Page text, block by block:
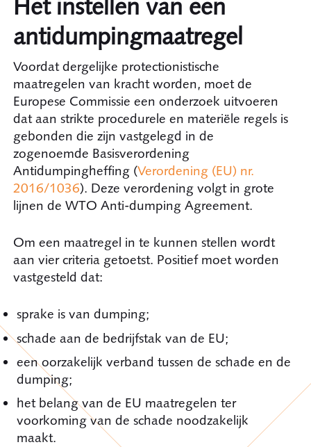
Het instellen van een
antidumpingmaatregel
Voordat dergelijke protectionistische
maatregelen van kracht worden, moet de
Europese Commissie een onderzoek uitvoeren
dat aan strikte procedurele en materiële regels is
gebonden die zijn vastgelegd in de
zogenoemde Basisverordening
Antidumpingheffing (Verordening (EU) nr.
2016/1036). Deze verordening volgt in grote
lijnen de WTO Anti-dumping Agreement.
Om een maatregel in te kunnen stellen wordt
aan vier criteria getoetst. Positief moet worden
vastgesteld dat:
sprake is van dumping;
schade aan de bedrijfstak van de EU;
een oorzakelijk verband tussen de schade en de
dumping;
het belang van de EU maatregelen ter
voorkoming van de schade noodzakelijk
maakt.